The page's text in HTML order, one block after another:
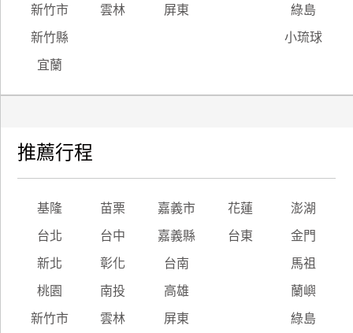
新竹市 雲林 屏東 綠島
新竹縣 小琉球
宜蘭
推薦行程
基隆 苗栗 嘉義市 花蓮 澎湖
台北 台中 嘉義縣 台東 金門
新北 彰化 台南 馬祖
桃園 南投 高雄 蘭嶼
新竹市 雲林 屏東 綠島